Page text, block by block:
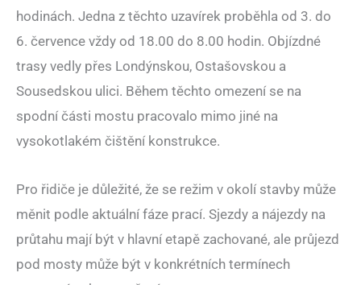
hodinách. Jedna z těchto uzavírek proběhla od 3. do
6. července vždy od 18.00 do 8.00 hodin. Objízdné
trasy vedly přes Londýnskou, Ostašovskou a
Sousedskou ulici. Během těchto omezení se na
spodní části mostu pracovalo mimo jiné na
vysokotlakém čištění konstrukce.
Pro řidiče je důležité, že se režim v okolí stavby může
měnit podle aktuální fáze prací. Sjezdy a nájezdy na
průtahu mají být v hlavní etapě zachované, ale průjezd
pod mosty může být v konkrétních termínech